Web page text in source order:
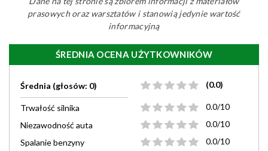
prasowych oraz warsztatów i stanowią jedynie wartość
informacyjną
ŚREDNIA OCENA UŻYTKOWNIKÓW
Średnia (głosów: 0) (0.0)
Trwałość silnika
0.0/10
Niezawodność auta
0.0/10
Spalanie benzyny
0.0/10